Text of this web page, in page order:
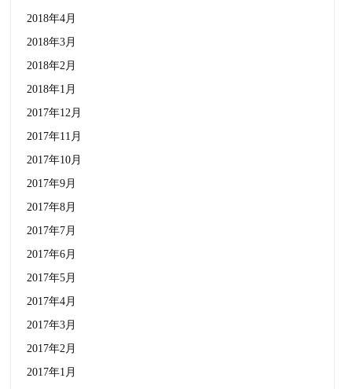
2018年4月
2018年3月
2018年2月
2018年1月
2017年12月
2017年11月
2017年10月
2017年9月
2017年8月
2017年7月
2017年6月
2017年5月
2017年4月
2017年3月
2017年2月
2017年1月